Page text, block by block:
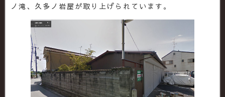
ノ滝、久多ノ岩屋が取り上げられています。